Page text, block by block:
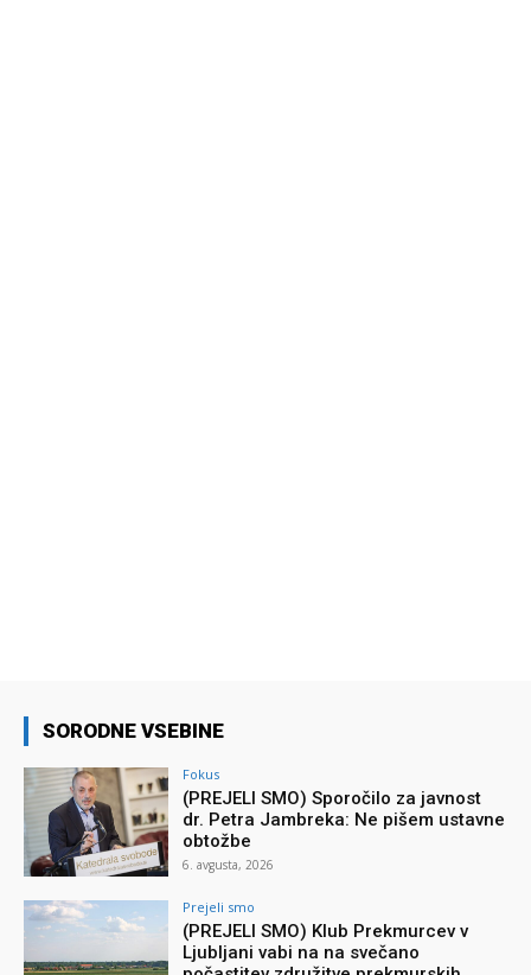
SORODNE VSEBINE
Fokus
(PREJELI SMO) Sporočilo za javnost
dr. Petra Jambreka: Ne pišem ustavne
obtožbe
6. avgusta, 2026
Prejeli smo
(PREJELI SMO) Klub Prekmurcev v
Ljubljani vabi na na svečano